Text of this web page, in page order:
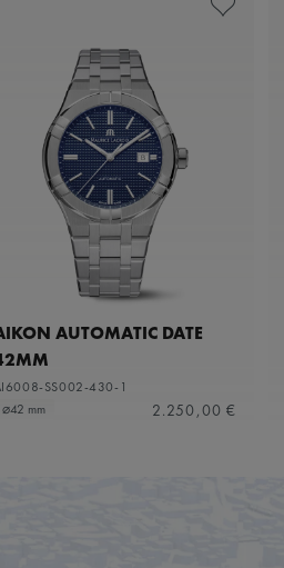
AUTOMATIC DATE
SS002-430-1
⌀42 mm
2.250,00 €